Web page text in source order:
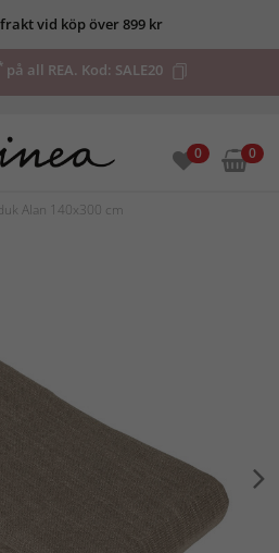
vid köp över 899 kr
på all REA. Kod: SALE20
0 0
Alan 140x300 cm